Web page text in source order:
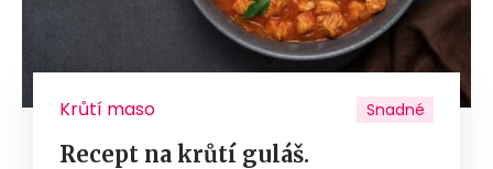
Krůtí maso Snadné
Recept na krůtí guláš.